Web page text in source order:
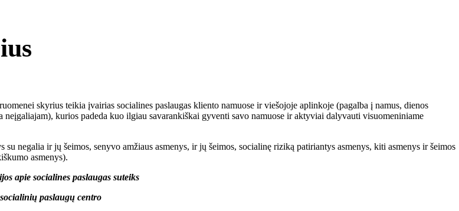
skyrius teikia įvairias socialines paslaugas kliento namuose ir viešojoje aplinkoje (pagalba į namus, dienos
neįgaliajam), kurios padeda kuo ilgiau savarankiškai gyventi savo namuose ir aktyviai dalyvauti visuomeniniame
su negalia ir jų šeimos, senyvo amžiaus asmenys, ir jų šeimos, socialinę riziką patiriantys asmenys, kiti asmenys ir šeimos
asmenys).
paslaugas suteiks
centro